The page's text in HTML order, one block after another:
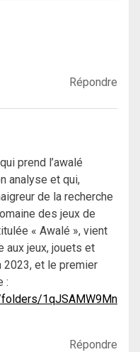
Répondre
prend l’awalé
analyse et qui,
de la recherche
des jeux de
« Awalé », vient
aux jeux, jouets et
2023, et le premier
:
1qJSAMW9Mn
Répondre